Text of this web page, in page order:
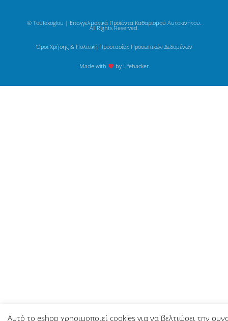
© Toufexoglou | Επαγγελματικά Προϊόντα Καθαρισμού Αυτοκινήτου.
All Rights Reserved.
Όροι Χρήσης & Πολιτική Προστασίας Προσωπικών Δεδομένων
Made with by Lifehacker
Αυτό το eshop χρησιμοποιεί cookies για να βελτιώσει την